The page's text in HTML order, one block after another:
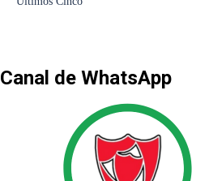
Canal de WhatsApp